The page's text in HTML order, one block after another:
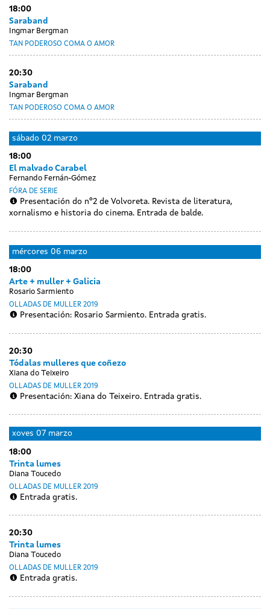
febreiro
sessions
febreiro
sessions
febreiro
sessions
febreiro
sessions
18:00
Saraband
Ingmar Bergman
TAN PODEROSO COMA O AMOR
20:30
Saraband
Ingmar Bergman
TAN PODEROSO COMA O AMOR
sábado 02 marzo
18:00
El malvado Carabel
Fernando Fernán-Gómez
FÓRA DE SERIE
Presentación do nº2 de Volvoreta. Revista de literatura,
xornalismo e historia do cinema. Entrada de balde.
luns
04
marzo
Day
without
sessions
martes
05
marzo
Day
without
sessions
mércores 06 marzo
18:00
Arte + muller + Galicia
Rosario Sarmiento
OLLADAS DE MULLER 2019
Presentación: Rosario Sarmiento. Entrada gratis.
20:30
Tódalas mulleres que coñezo
Xiana do Teixeiro
OLLADAS DE MULLER 2019
Presentación: Xiana do Teixeiro. Entrada gratis.
xoves 07 marzo
18:00
Trinta lumes
Diana Toucedo
OLLADAS DE MULLER 2019
Entrada gratis.
20:30
Trinta lumes
Diana Toucedo
OLLADAS DE MULLER 2019
Entrada gratis.